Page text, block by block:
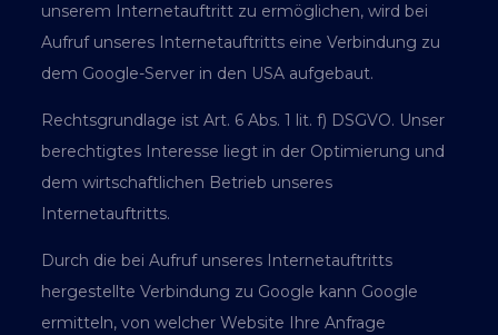
unserem Internetauftritt zu ermöglichen, wird bei
Aufruf unseres Internetauftritts eine Verbindung zu
dem Google-Server in den USA aufgebaut.
Rechtsgrundlage ist Art. 6 Abs. 1 lit. f) DSGVO. Unser
berechtigtes Interesse liegt in der Optimierung und
dem wirtschaftlichen Betrieb unseres
Internetauftritts.
Durch die bei Aufruf unseres Internetauftritts
hergestellte Verbindung zu Google kann Google
ermitteln, von welcher Website Ihre Anfrage